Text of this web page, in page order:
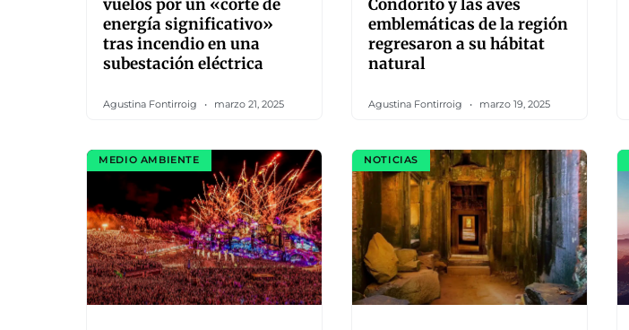
vuelos por un «corte de
energía significativo»
tras incendio en una
subestación eléctrica
Agustina Fontirroig marzo 21, 2025
Condorito y las aves
emblemáticas de la región
regresaron a su hábitat
natural
Agustina Fontirroig marzo 19, 2025
MEDIO AMBIENTE NOTICIAS